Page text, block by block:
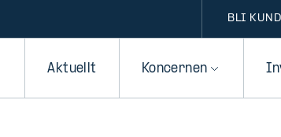
BLI KUND
Aktuellt Koncernen